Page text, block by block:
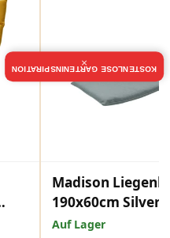
Madison
190x60cm Silver
Eco+
Auf Lager
KOSTENLOSE GARTENINSPIRATION
×